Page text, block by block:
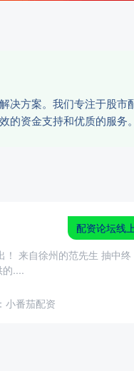
方案。我们专注于股
资金支持和优质的服
！ 来自徐州的范先生 抽中终
....
配资论坛线
小番茄配资